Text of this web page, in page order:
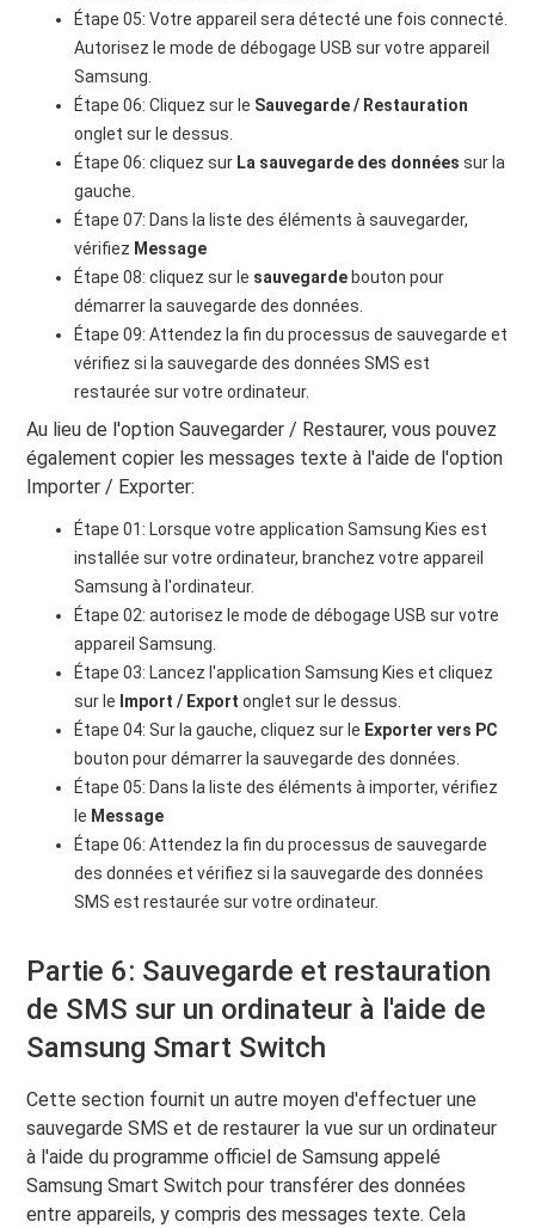
Étape 05: Votre appareil sera détecté une fois connecté.
Autorisez le mode de débogage USB sur votre appareil
Samsung.
Étape 06: Cliquez sur le Sauvegarde / Restauration
onglet sur le dessus.
Étape 06: cliquez sur La sauvegarde des donnéessur la
gauche.
Étape 07: Dans la liste des éléments à sauvegarder,
vérifiez Message
Étape 08: cliquez sur le sauvegarde bouton pour
démarrer la sauvegarde des données.
Étape 09: Attendez la fin du processus de sauvegarde et
vérifiez si la sauvegarde des données SMS est
restaurée sur votre ordinateur.
Au lieu de l'option Sauvegarder / Restaurer, vous pouvez
également copier les messages texte à l'aide de l'option
Importer / Exporter:
Étape 01: Lorsque votre application Samsung Kies est
installée sur votre ordinateur, branchez votre appareil
Samsung à l'ordinateur.
Étape 02: autorisez le mode de débogage USB sur votre
appareil Samsung.
Étape 03: Lancez l'application Samsung Kies et cliquez
sur le Import / Exportonglet sur le dessus.
Étape 04: Sur la gauche, cliquez sur le Exporter vers PC
bouton pour démarrer la sauvegarde des données.
Étape 05: Dans la liste des éléments à importer, vérifiez
le Message
Étape 06: Attendez la fin du processus de sauvegarde
des données et vérifiez si la sauvegarde des données
SMS est restaurée sur votre ordinateur.
Partie 6: Sauvegarde et restauration
de SMS sur un ordinateur à l'aide de
Samsung Smart Switch
Cette section fournit un autre moyen d'effectuer une
sauvegarde SMS et de restaurer la vue sur un ordinateur
à l'aide du programme officiel de Samsung appelé
Samsung Smart Switch pour transférer des données
entre appareils, y compris des messages texte. Cela